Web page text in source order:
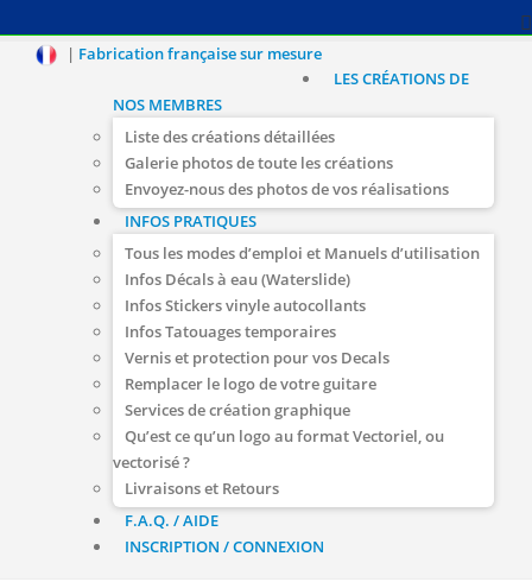
| Fabrication française sur mesure
LES CRÉATIONS DE
NOS MEMBRES
Liste des créations détaillées
Galerie photos de toute les créations
Envoyez-nous des photos de vos réalisations
INFOS PRATIQUES
Tous les modes d’emploi et Manuels d’utilisation
Infos Décals à eau (Waterslide)
Infos Stickers vinyle autocollants
Infos Tatouages temporaires
Vernis et protection pour vos Decals
Remplacer le logo de votre guitare
Services de création graphique
Qu’est ce qu’un logo au format Vectoriel, ou
vectorisé ?
Livraisons et Retours
F.A.Q. / AIDE
INSCRIPTION / CONNEXION